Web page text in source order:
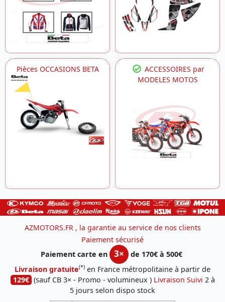
Pièces OCCASIONS BETA
ACCESSOIRES par
MODELES MOTOS
AZMOTORS.FR , la garantie au service de nos clients
Paiement sécurisé
Paiement carte en
3×
de 170€ à 500€
Livraison gratuite(*) en France métropolitaine à partir de
129€ (sauf CB 3× - Promo - volumineux ) Livraison Suivi 2 à
5 jours selon dispo stock